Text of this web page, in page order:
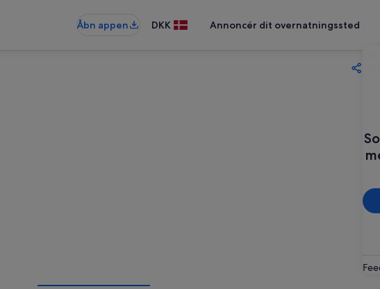
Åbn appen DKK Annoncér dit overnatningssted